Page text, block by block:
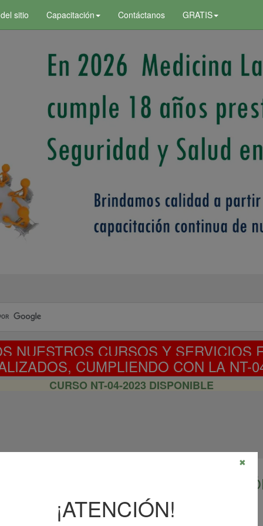
sitio Capacitación Contáctanos GRATIS
NUESTROS CURSOS Y SERVICIOS
CUMPLIENDO CON LA NT-
CURSO NT-04-2023 DISPONIBLE
DE SALUD OCUPACIONAL
¡ATENCIÓN!
✖